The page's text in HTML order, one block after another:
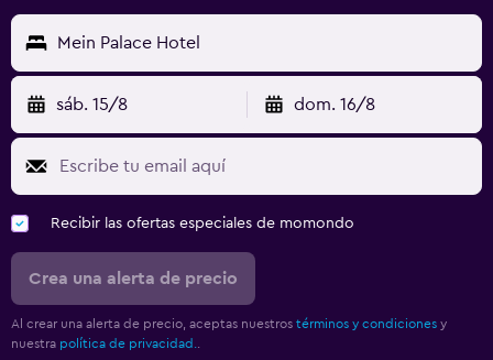
Mein Palace Hotel
sáb. 15/8 dom. 16/8
Recibir las ofertas especiales de momondo
Crea una alerta de precio
Al crear una alerta de precio, aceptas nuestros términos y condiciones y
nuestra política de privacidad.